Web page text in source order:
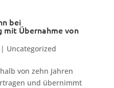
bei
mit Übernahme von
Uncategorized
von zehn Jahren
und übernimmt